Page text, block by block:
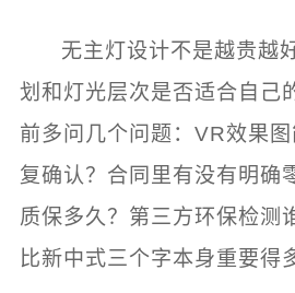
无主灯设计不是越贵越
划和灯光层次是否适合自己
前多问几个问题：VR效果
复确认？合同里有没有明确
质保多久？第三方环保检测
比新中式三个字本身重要得